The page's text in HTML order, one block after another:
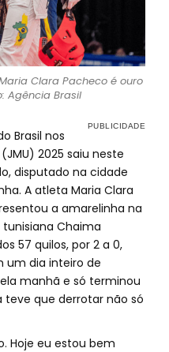
Clara Pacheco é ouro
Agência Brasil
Brasil nos
2025 saiu neste
disputado na cidade
A atleta Maria Clara
a amarelinha na
Chaima
57 quilos, por 2 a 0,
um dia inteiro de
manhã e só terminou
teve que derrotar não só
Hoje eu estou bem